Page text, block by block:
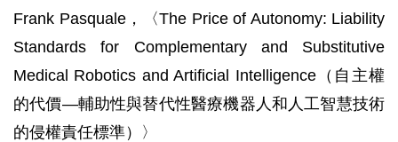
Frank Pasquale，〈The Price of Autonomy: Liability
Standards for Complementary and Substitutive
Medical Robotics and Artificial Intelligence（自主權
的代價—輔助性與替代性醫療機器人和人工智慧技術
的侵權責任標準）〉